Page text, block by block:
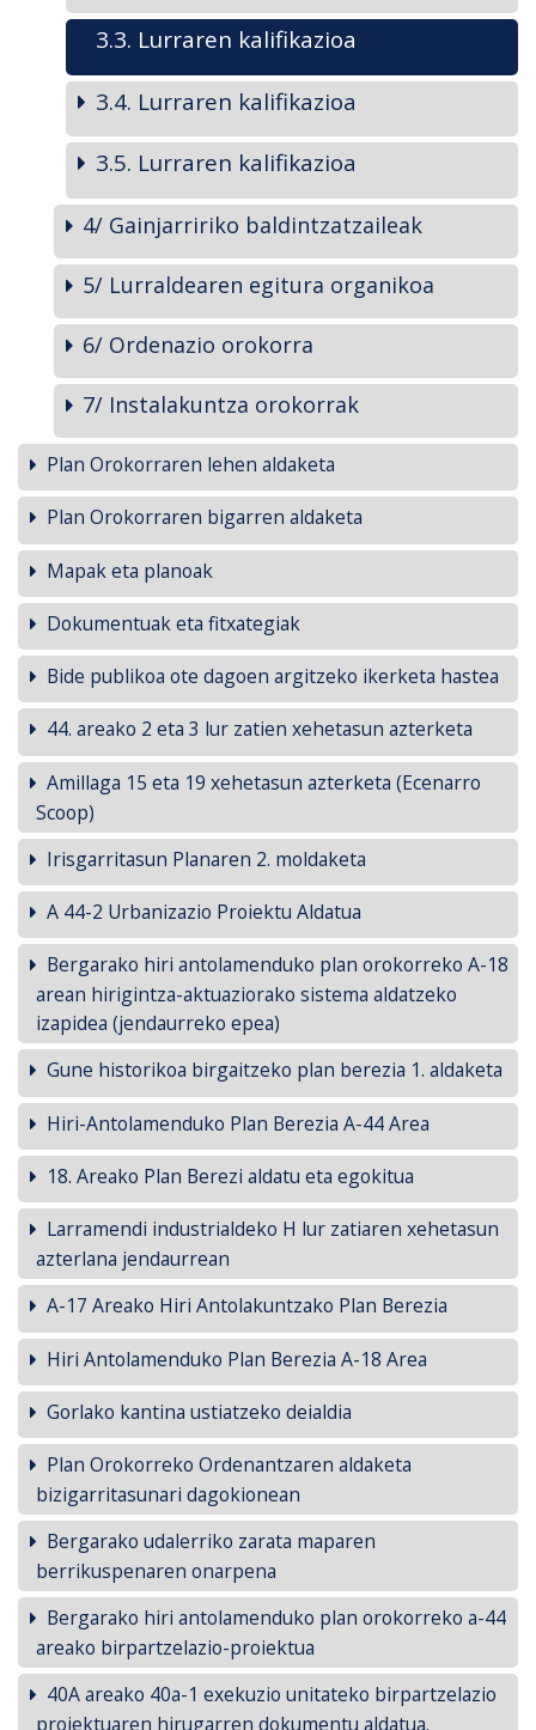
3.3. Lurraren kalifikazioa
3.4. Lurraren kalifikazioa
3.5. Lurraren kalifikazioa
4/ Gainjarririko baldintzatzaileak
5/ Lurraldearen egitura organikoa
6/ Ordenazio orokorra
7/ Instalakuntza orokorrak
Plan Orokorraren lehen aldaketa
Plan Orokorraren bigarren aldaketa
Mapak eta planoak
Dokumentuak eta fitxategiak
Bide publikoa ote dagoen argitzeko ikerketa hastea
44. areako 2 eta 3 lur zatien xehetasun azterketa
Amillaga 15 eta 19 xehetasun azterketa (Ecenarro
Scoop)
Irisgarritasun Planaren 2. moldaketa
A 44-2 Urbanizazio Proiektu Aldatua
Bergarako hiri antolamenduko plan orokorreko A-18
arean hirigintza-aktuaziorako sistema aldatzeko
izapidea (jendaurreko epea)
Gune historikoa birgaitzeko plan berezia 1. aldaketa
Hiri-Antolamenduko Plan Berezia A-44 Area
18. Areako Plan Berezi aldatu eta egokitua
Larramendi industrialdeko H lur zatiaren xehetasun
azterlana jendaurrean
A-17 Areako Hiri Antolakuntzako Plan Berezia
Hiri Antolamenduko Plan Berezia A-18 Area
Gorlako kantina ustiatzeko deialdia
Plan Orokorreko Ordenantzaren aldaketa
bizigarritasunari dagokionean
Bergarako udalerriko zarata maparen
berrikuspenaren onarpena
Bergarako hiri antolamenduko plan orokorreko a-44
areako birpartzelazio-proiektua
40A areako 40a-1 exekuzio unitateko birpartzelazio
proiektuaren hirugarren dokumentu aldatua.